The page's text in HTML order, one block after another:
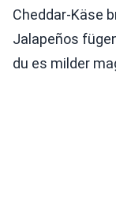
Cheddar-Käse
Jalapeños
du es milder